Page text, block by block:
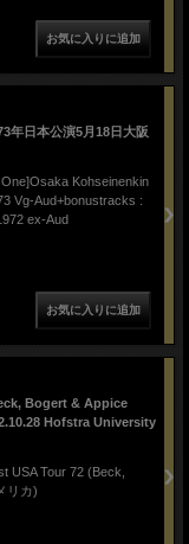
年日本公演5月18日大阪
Kohseinenkin
Vg-Aud+bonustracks :
ex-Aud
Bogert & Appice
Hofstra University
USA Tour 72 (Beck,
リカ)